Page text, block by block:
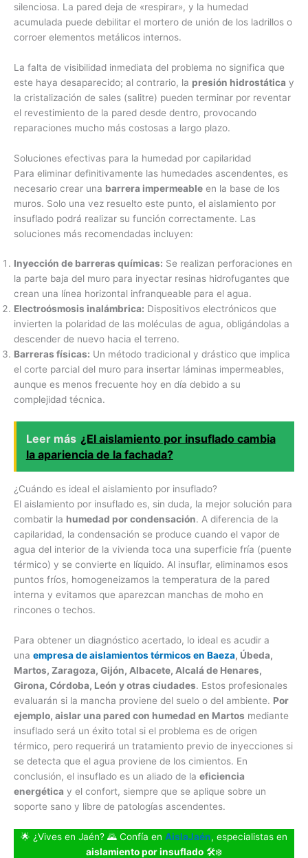
silenciosa. La pared deja de «respirar», y la humedad
acumulada puede debilitar el mortero de unión de los ladrillos o
corroer elementos metálicos internos.
La falta de visibilidad inmediata del problema no significa que
este haya desaparecido; al contrario, la presión hidrostática y
la cristalización de sales (salitre) pueden terminar por reventar
el revestimiento de la pared desde dentro, provocando
reparaciones mucho más costosas a largo plazo.
Soluciones efectivas para la humedad por capilaridad
Para eliminar definitivamente las humedades ascendentes, es
necesario crear una barrera impermeable en la base de los
muros. Solo una vez resuelto este punto, el aislamiento por
insuflado podrá realizar su función correctamente. Las
soluciones más recomendadas incluyen:
Inyección de barreras químicas: Se realizan perforaciones en
la parte baja del muro para inyectar resinas hidrofugantes que
crean una línea horizontal infranqueable para el agua.
Electroósmosis inalámbrica: Dispositivos electrónicos que
invierten la polaridad de las moléculas de agua, obligándolas a
descender de nuevo hacia el terreno.
Barreras físicas: Un método tradicional y drástico que implica
el corte parcial del muro para insertar láminas impermeables,
aunque es menos frecuente hoy en día debido a su
complejidad técnica.
Leer más ¿El aislamiento por insuflado cambia
la apariencia de la fachada?
¿Cuándo es ideal el aislamiento por insuflado?
El aislamiento por insuflado es, sin duda, la mejor solución para
combatir la humedad por condensación. A diferencia de la
capilaridad, la condensación se produce cuando el vapor de
agua del interior de la vivienda toca una superficie fría (puente
térmico) y se convierte en líquido. Al insuflar, eliminamos esos
puntos fríos, homogeneizamos la temperatura de la pared
interna y evitamos que aparezcan manchas de moho en
rincones o techos.
Para obtener un diagnóstico acertado, lo ideal es acudir a
una empresa de aislamientos térmicos en Baeza, Úbeda,
Martos, Zaragoza, Gijón, Albacete, Alcalá de Henares,
Girona, Córdoba, León y otras ciudades. Estos profesionales
evaluarán si la mancha proviene del suelo o del ambiente. Por
ejemplo, aislar una pared con humedad en Martos mediante
insuflado será un éxito total si el problema es de origen
térmico, pero requerirá un tratamiento previo de inyecciones si
se detecta que el agua proviene de los cimientos. En
conclusión, el insuflado es un aliado de la eficiencia
energética y el confort, siempre que se aplique sobre un
soporte sano y libre de patologías ascendentes.
🌟 ¿Vives en Jaén? 🌄 Confía en AislaJaén, especialistas en
aislamiento por insuflado 🛠️❄️